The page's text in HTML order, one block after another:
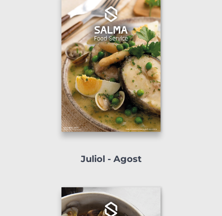
Juliol - Agost